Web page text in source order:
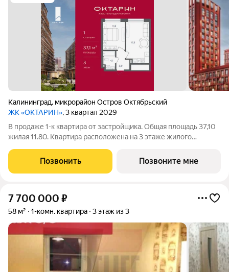
Калининград, микрорайон Остров Октябрьский
ЖК «ОКТАРИН», 3 квартал 2029
В продаже 1-к квартира от застройщика. Общая площадь 37,10
жилая 11.80. Квартира расположена на 3 этаже жилого
года. ОКТАРИН - масштабный жилой квартал площадью 7
гектаров, расположенный
Позвонить Позвоните мне
7 700 000 ₽
58 м² 1-комн. квартира 3 этаж из 3